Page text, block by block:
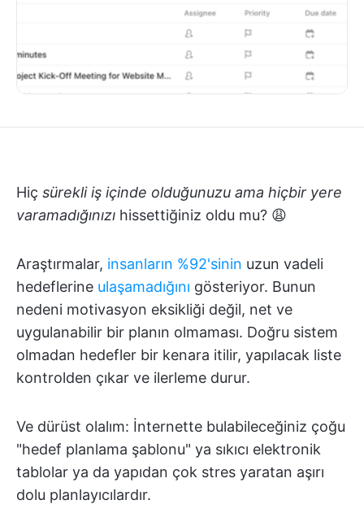
Hiç sürekli iş içinde olduğunuzu ama hiçbir yere
varamadığınızı hissettiğiniz oldu mu? 😩
Araştırmalar, insanların %92'sinin uzun vadeli
hedeflerine ulaşamadığını gösteriyor. Bunun
nedeni motivasyon eksikliği değil, net ve
uygulanabilir bir planın olmaması. Doğru sistem
olmadan hedefler bir kenara itilir, yapılacak liste
kontrolden çıkar ve ilerleme durur.
Ve dürüst olalım: İnternette bulabileceğiniz çoğu
"hedef planlama şablonu" ya sıkıcı elektronik
tablolar ya da yapıdan çok stres yaratan aşırı
dolu planlayıcılardır.